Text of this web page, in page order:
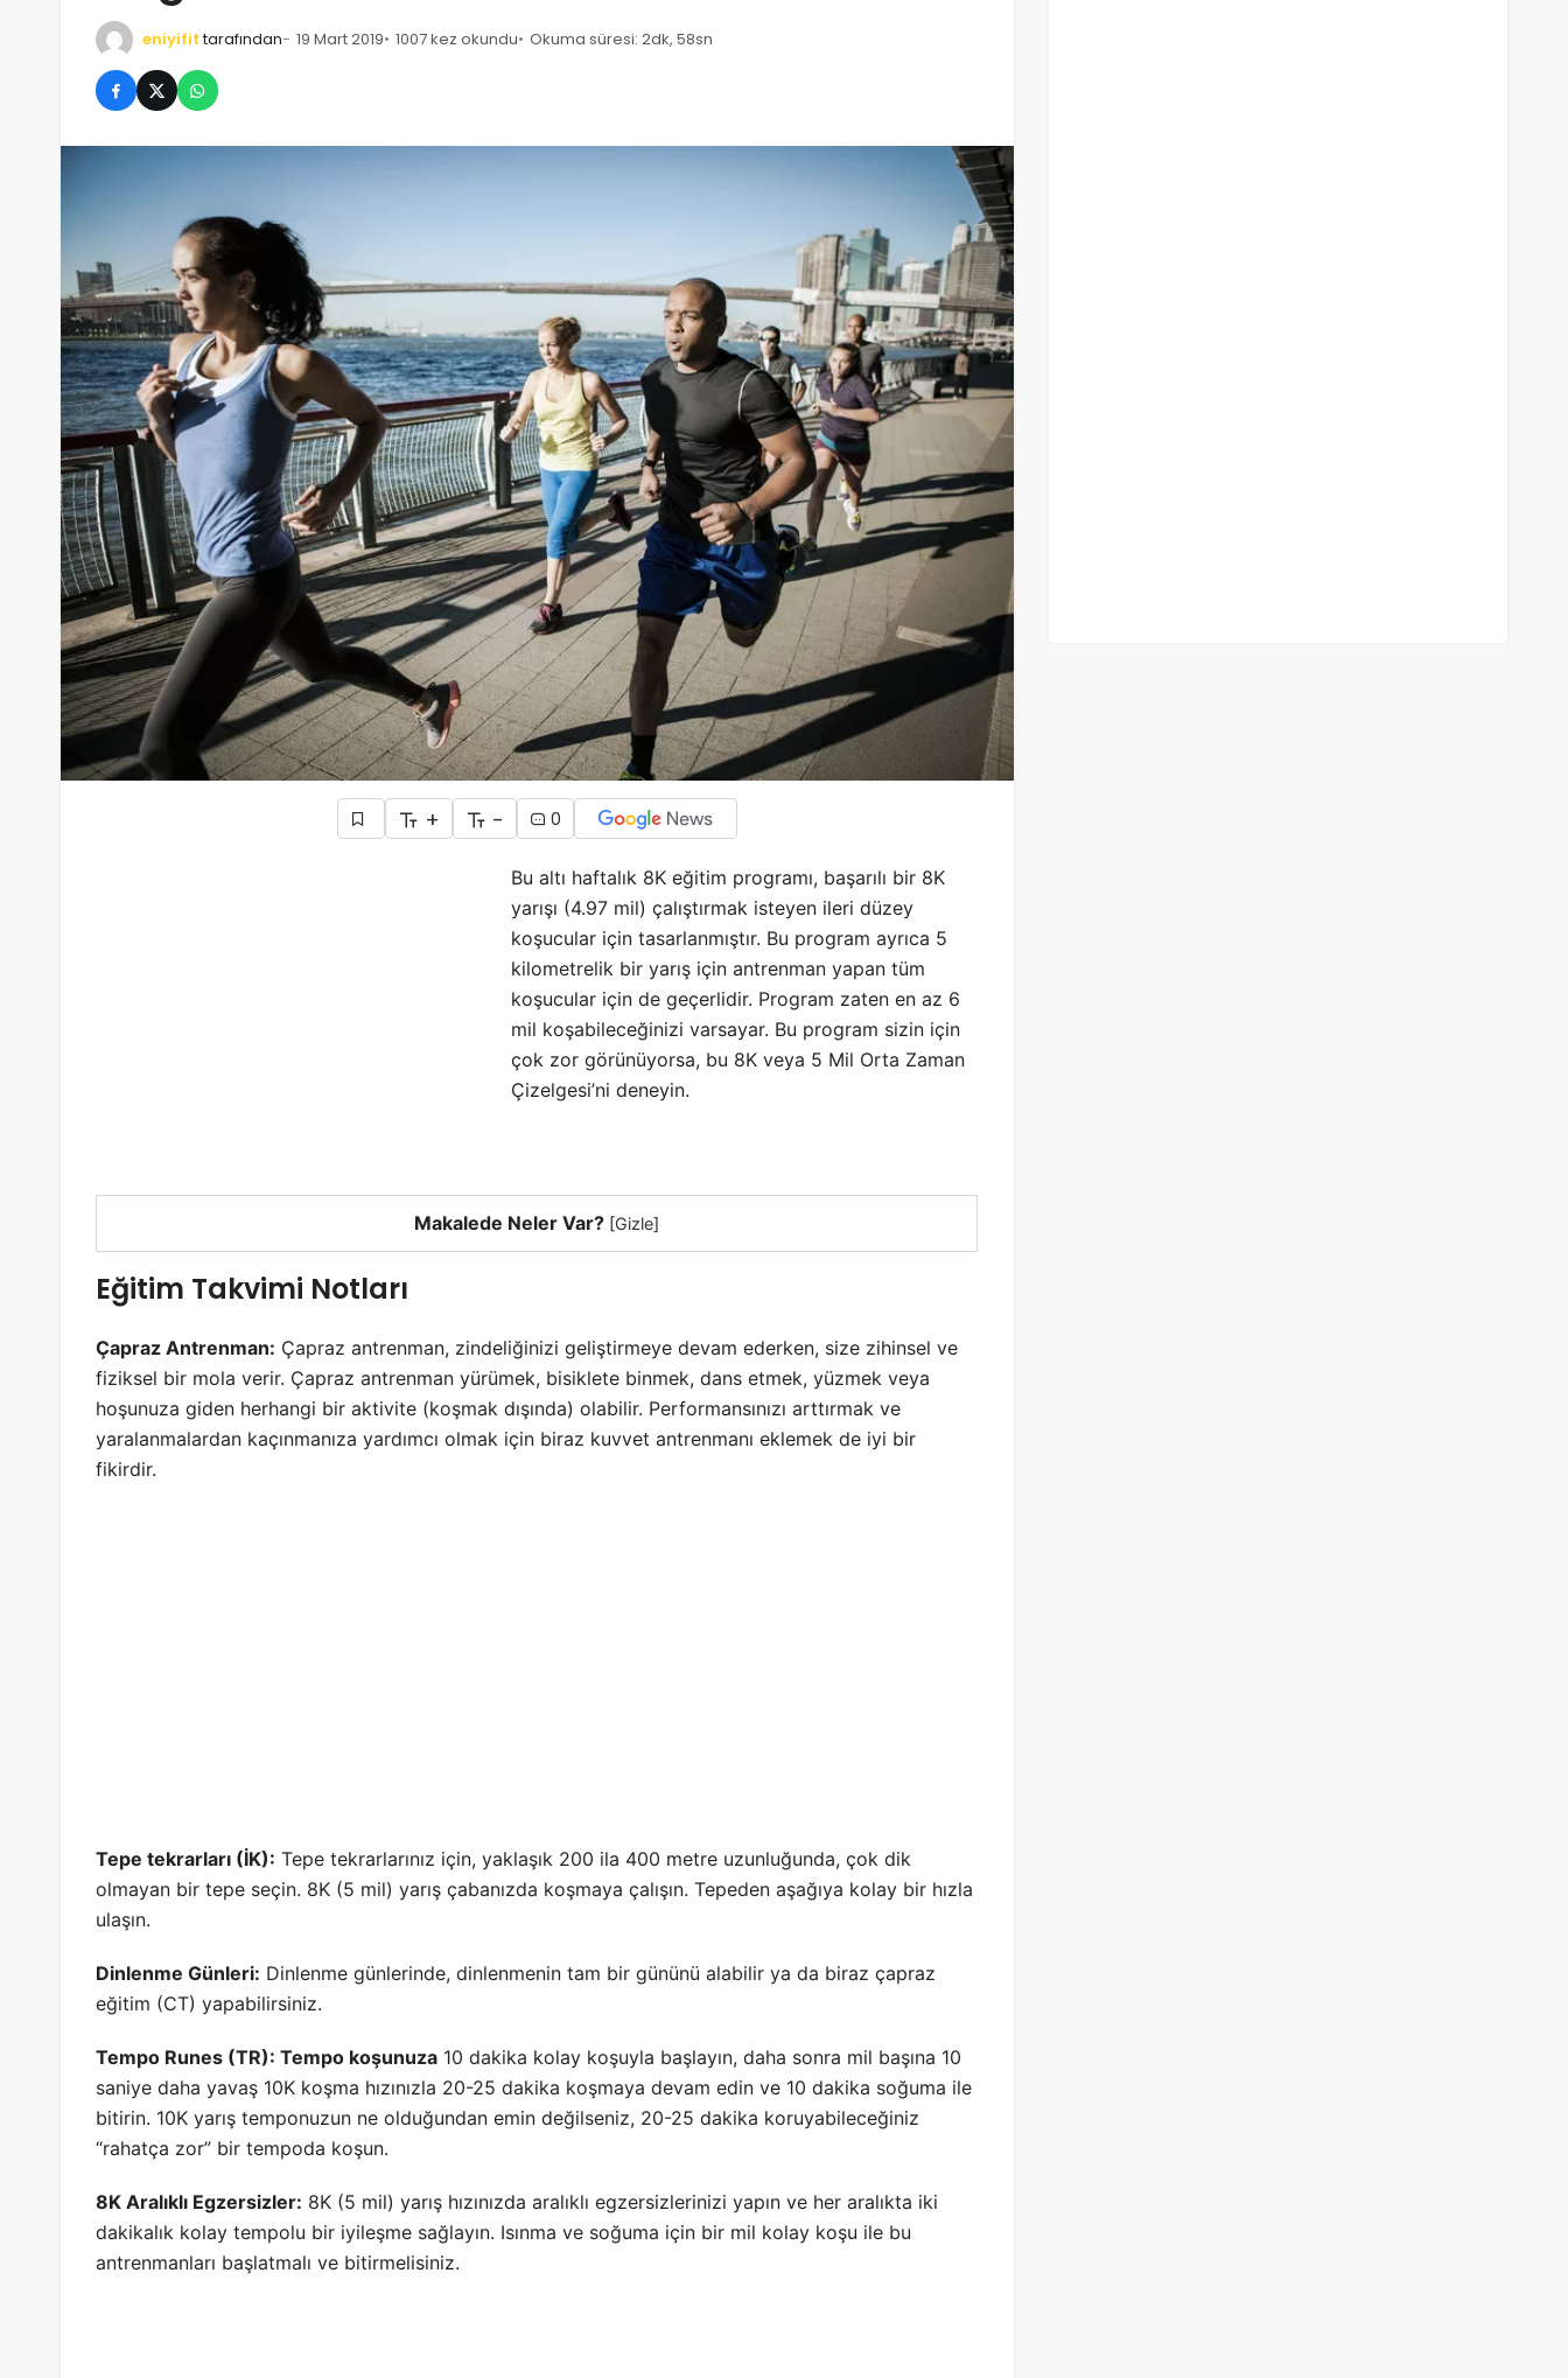
eniyifit tarafından 19 Mart 2019 1007 kez okundu Okuma süresi: 2dk, 58sn
+ - 0
Bu altı haftalık 8K eğitim programı, başarılı bir 8K
yarışı (4.97 mil) çalıştırmak isteyen ileri düzey
koşucular için tasarlanmıştır. Bu program ayrıca 5
kilometrelik bir yarış için antrenman yapan tüm
koşucular için de geçerlidir. Program zaten en az 6
mil koşabileceğinizi varsayar. Bu program sizin için
çok zor görünüyorsa, bu 8K veya 5 Mil Orta Zaman
Çizelgesi’ni deneyin.
Makalede Neler Var? [Gizle]
Eğitim Takvimi Notları
Çapraz Antrenman: Çapraz antrenman, zindeliğinizi geliştirmeye devam ederken, size zihinsel ve
fiziksel bir mola verir. Çapraz antrenman yürümek, bisiklete binmek, dans etmek, yüzmek veya
hoşunuza giden herhangi bir aktivite (koşmak dışında) olabilir. Performansınızı arttırmak ve
yaralanmalardan kaçınmanıza yardımcı olmak için biraz kuvvet antrenmanı eklemek de iyi bir
fikirdir.
Tepe tekrarları (İK): Tepe tekrarlarınız için, yaklaşık 200 ila 400 metre uzunluğunda, çok dik
olmayan bir tepe seçin. 8K (5 mil) yarış çabanızda koşmaya çalışın. Tepeden aşağıya kolay bir hızla
ulaşın.
Dinlenme Günleri: Dinlenme günlerinde, dinlenmenin tam bir gününü alabilir ya da biraz çapraz
eğitim (CT) yapabilirsiniz.
Tempo Runes (TR): Tempo koşunuza 10 dakika kolay koşuyla başlayın, daha sonra mil başına 10
saniye daha yavaş 10K koşma hızınızla 20-25 dakika koşmaya devam edin ve 10 dakika soğuma ile
bitirin. 10K yarış temponuzun ne olduğundan emin değilseniz, 20-25 dakika koruyabileceğiniz
“rahatça zor” bir tempoda koşun.
8K Aralıklı Egzersizler: 8K (5 mil) yarış hızınızda aralıklı egzersizlerinizi yapın ve her aralıkta iki
dakikalık kolay tempolu bir iyileşme sağlayın. Isınma ve soğuma için bir mil kolay koşu ile bu
antrenmanları başlatmalı ve bitirmelisiniz.